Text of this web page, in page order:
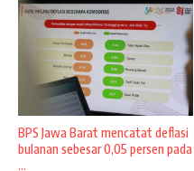
BPS Jawa Barat mencatat deflasi
bulanan sebesar 0,05 persen pada
...